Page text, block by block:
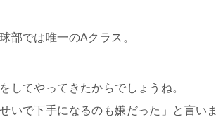
部では唯一のAクラス。
してやってきたからでしょうね。
いで下手になるのも嫌だった」と言いま